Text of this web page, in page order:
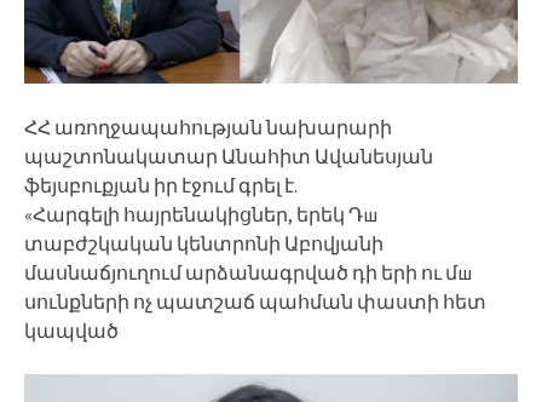
ՀՀ առողջապահության նախարարի
պաշտոնակատար Անահիտ Ավանեսյան
ֆեյսբուքյան իր էջում գրել է.
«Հարգելի հայրենակիցներ, երեկ Դш
տաբժշկական կենտրոնի Աբովյանի
մասնաճյուղում արձանագրված դի երի ու մш
սունքների ոչ պատշաճ պահման փաստի հետ
կապված